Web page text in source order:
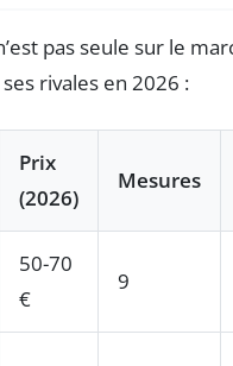
pas seule sur le
rivales en 2026 :
Prix
(2026)
Mesures
50-70
€
9